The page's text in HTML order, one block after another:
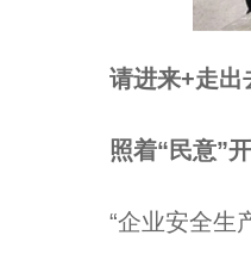
请进来+走出
照着“民意”开
“企业安全生产